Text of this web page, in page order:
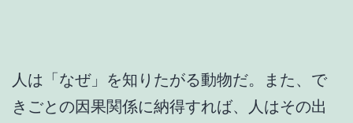
人は「なぜ」を知りたがる動物だ。また、で
きごとの因果関係に納得すれば、人はその出